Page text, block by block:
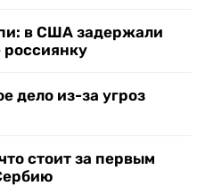
в США задержали
дело из-за угроз
стоит за первым